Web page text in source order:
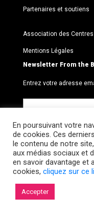
Partenaires et soutiens
Association des
Mentions Légales
Newsletter From the
Entrez votre adresse
© 2026 Le
En poursuivant votre
de cookies. Ces
le contenu de notre
aux médias sociaux et
en savoir davantage et
cookies, cliquez sur ce
Accepter